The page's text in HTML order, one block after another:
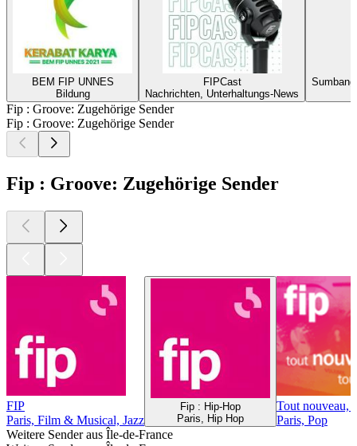
BEM FIP UNNES
Bildung
FIPCast
Nachrichten, Unterhaltungs-News
Fip : Groove: Zugehörige Sender
Fip : Groove: Zugehörige Sender
Fip : Groove: Zugehörige Sender
FIP
Paris, Film & Musical, Jazz
Fip : Hip-Hop
Paris, Hip Hop
Tout nouveau,
Paris, Pop
Weitere Sender aus Île-de-France